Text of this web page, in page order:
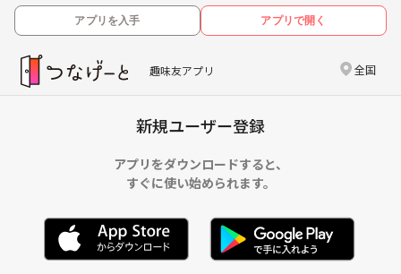
アプリを入手 アプリで開く
趣味友アプリ 全国
新規ユーザー登録
アプリをダウンロードすると、
すぐに使い始められます。